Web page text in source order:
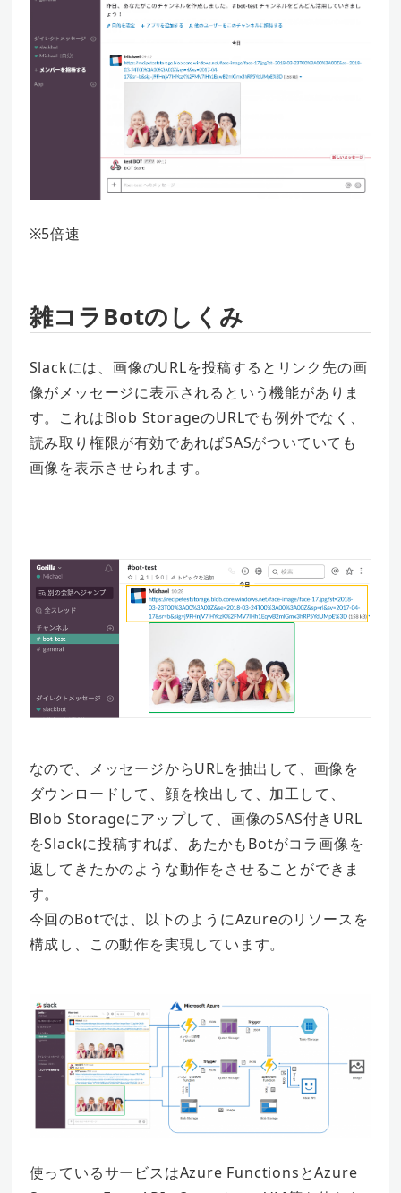
※5倍速
雑コラBotのしくみ
Slackには、画像のURLを投稿するとリンク先の画
像がメッセージに表示されるという機能がありま
す。これはBlob StorageのURLでも例外でなく、
読み取り権限が有効であればSASがついていても
画像を表示させられます。
なので、メッセージからURLを抽出して、画像を
ダウンロードして、顔を検出して、加工して、
Blob Storageにアップして、画像のSAS付きURL
をSlackに投稿すれば、あたかもBotがコラ画像を
返してきたかのような動作をさせることができま
す。
今回のBotでは、以下のようにAzureのリソースを
構成し、この動作を実現しています。
使っているサービスはAzure FunctionsとAzure